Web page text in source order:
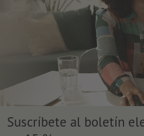
Suscríbete al boletín